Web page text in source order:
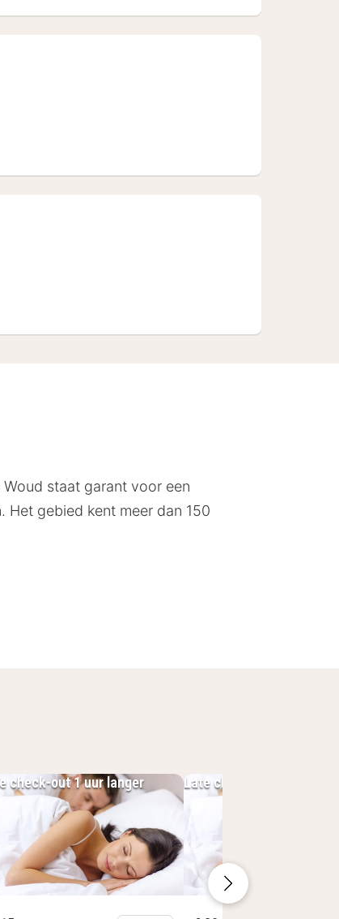
staat garant voor een
Het gebied kent meer dan 150
in de lobby. De
van de wellnessfaciliteiten
en
check-out 1 uur langer Late check-out tot 14:00